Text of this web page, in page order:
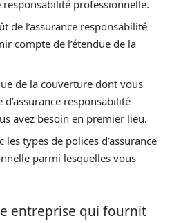
responsabilité professionnelle.
de l’assurance responsabilité
compte de l’étendue de la
de la couverture dont vous
d’assurance responsabilité
avez besoin en premier lieu.
types de polices d’assurance
parmi lesquelles vous
entreprise qui fournit